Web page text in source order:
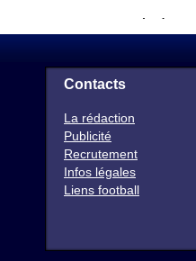
Contacts
La rédaction
Publicité
Recrutement
Infos légales
Liens football